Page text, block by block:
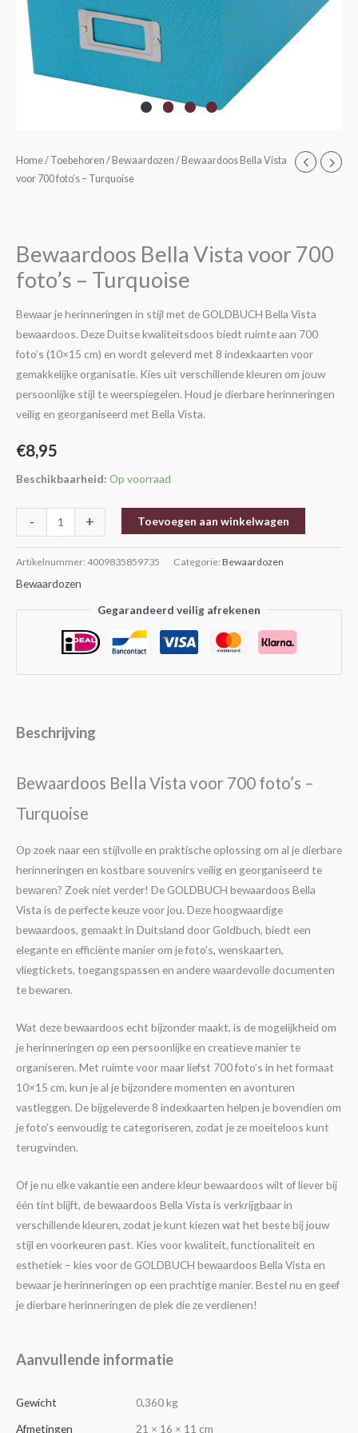
Home/ Toebehoren / Bewaardozen / Bewaardoos Bella Vista
voor 700 foto’s – Turquoise
Bewaardoos Bella Vista voor 700
foto’s – Turquoise
Bewaar je herinneringen in stijl met de GOLDBUCH Bella Vista
bewaardoos. Deze Duitse kwaliteitsdoos biedt ruimte aan 700
foto’s (10×15 cm) en wordt geleverd met 8 indexkaarten voor
gemakkelijke organisatie. Kies uit verschillende kleuren om jouw
persoonlijke stijl te weerspiegelen. Houd je dierbare herinneringen
veilig en georganiseerd met Bella Vista.
€8,95
Beschikbaarheid: Op voorraad
-
Bewaardoos
Bella
foto's
-
aantal
+ Toevoegen aan winkelwagen
Artikelnummer: 4009835859735 Categorie: Bewaardozen
Bewaardozen
Gegarandeerd veilig afrekenen
Beschrijving
Bewaardoos Bella Vista voor 700 foto’s –
Turquoise
Op zoek naar een stijlvolle en praktische oplossing om al je dierbare
herinneringen en kostbare souvenirs veilig en georganiseerd te
bewaren? Zoek niet verder! De GOLDBUCH bewaardoos Bella
Vista is de perfecte keuze voor jou. Deze hoogwaardige
bewaardoos, gemaakt in Duitsland door Goldbuch, biedt een
elegante en efficiënte manier om je foto’s, wenskaarten,
vliegtickets, toegangspassen en andere waardevolle documenten
te bewaren.
Wat deze bewaardoos echt bijzonder maakt, is de mogelijkheid om
je herinneringen op een persoonlijke en creatieve manier te
organiseren. Met ruimte voor maar liefst 700 foto’s in het formaat
10×15 cm, kun je al je bijzondere momenten en avonturen
vastleggen. De bijgeleverde 8 indexkaarten helpen je bovendien om
je foto’s eenvoudig te categoriseren, zodat je ze moeiteloos kunt
terugvinden.
Of je nu elke vakantie een andere kleur bewaardoos wilt of liever bij
één tint blijft, de bewaardoos Bella Vista is verkrijgbaar in
verschillende kleuren, zodat je kunt kiezen wat het beste bij jouw
stijl en voorkeuren past. Kies voor kwaliteit, functionaliteit en
esthetiek – kies voor de GOLDBUCH bewaardoos Bella Vista en
bewaar je herinneringen op een prachtige manier. Bestel nu en geef
je dierbare herinneringen de plek die ze verdienen!
Aanvullende informatie
Gewicht
0,360 kg
Afmetingen
21 × 16 × 11 cm